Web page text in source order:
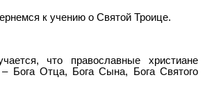
к учению о Святой Троице.
что православные христиане
– Бога Отца, Бога Сына, Бога Святого